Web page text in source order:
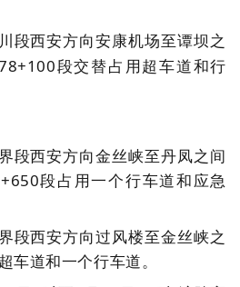
段西安方向安康机场至谭坝之
段交替占用超车道和行
段西安方向金丝峡至丹凤之间
段占用一个行车道和应急
段西安方向过风楼至金丝峡之
道和一个行车道。